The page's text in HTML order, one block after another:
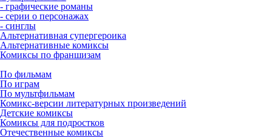
- графические романы
- серии о персонажах
- синглы
Альтернативная супергероика
Альтернативные комиксы
Комиксы по франшизам
По фильмам
По играм
По мультфильмам
Комикс-версии литературных произведений
Детские комиксы
Комиксы для подростков
Отечественные комиксы